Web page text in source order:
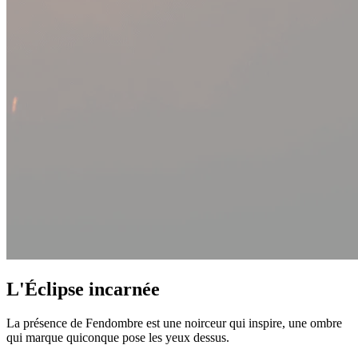
L'Éclipse incarnée
La présence de Fendombre est une noirceur qui inspire, une ombre
qui marque quiconque pose les yeux dessus.